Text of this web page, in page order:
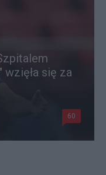
wzięła się za
60